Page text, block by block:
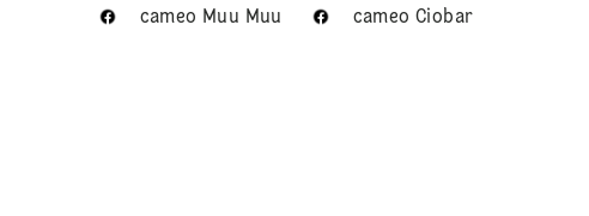
cameo Muu Muu cameo Ciobar